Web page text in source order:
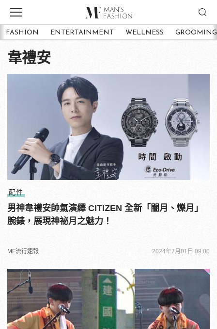
FASHION ENTERTAINMENT WELLNESS GROOMING
韋禮安
配件
男神韋禮安帥氣演繹 CITIZEN 全新「闇月、爍月」
腕錶，展現神祕月之魅力！
MF流行速報 2024年7月01日 09:00